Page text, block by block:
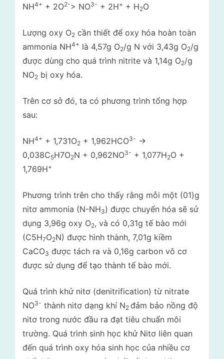
NH4+ + 2O2-> NO3- + 2H+ + H2O
Lượng oxy O2 cần thiết để oxy hóa hoàn toàn
ammonia NH4+ là 4,57g O2/g N với 3,43g O2/g
được dùng cho quá trình nitrite và 1,14g O2/g
NO2 bị oxy hóa.
Trên cơ sở đó, ta có phương trình tổng hợp
sau:
NH4+ + 1,731O2 + 1,962HCO3- ->
0,038C5H7O2N + 0,962NO3- + 1,077H2O +
1,769H+
Phương trình trên cho thấy rằng mỗi một (01)g
nitơ ammonia (N-NH3) được chuyển hóa sẽ sử
dụng 3,96g oxy O2, và có 0,31g tế bào mới
(C5H7O2N) được hình thành, 7,01g kiềm
CaCO3 được tách ra và 0,16g carbon vô cơ
được sử dụng để tạo thành tế bào mới.
Quá trình khử nitơ (denitrification) từ nitrate
NO3- thành nitơ dạng khí N2 đảm bảo nồng độ
nitơ trong nước đầu ra đạt tiêu chuẩn môi
trường. Quá trình sinh học khử Nitơ liên quan
đến quá trình oxy hóa sinh học của nhiều cơ